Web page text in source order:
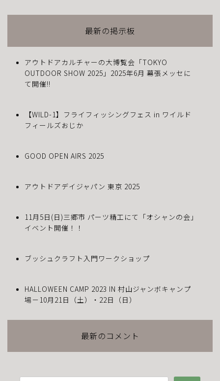
最新の掲示板
アウトドアカルチャーの大博覧会「TOKYO
OUTDOOR SHOW 2025」2025年6月 幕張メッセに
て開催!!
【WILD-1】フライフィッシングフェス in ワイルド
フィールズおじか
GOOD OPEN AIRS 2025
アウトドアデイジャパン 東京 2025
11月5日(日)三郷市 パーツ精工にて「オシャンの会」
イベント開催！！
ブッシュクラフト入門ワークショップ
HALLOWEEN CAMP 2023 IN 村山ジャンボキャンプ
場－10月21日（土）・22日（日）
最新のコメント